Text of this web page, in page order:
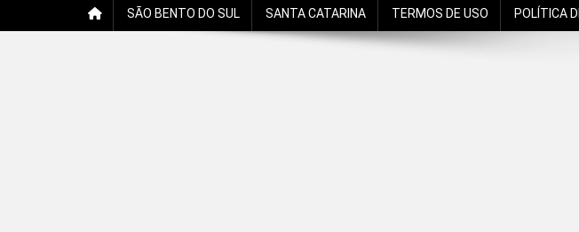
SÃO BENTO DO SUL SANTA CATARINA TERMOS DE USO POLÍTICA